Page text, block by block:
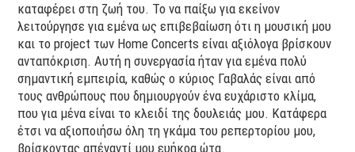
καταφέρει στη ζωή του. Το να παίξω για εκείνον
λειτούργησε για εμένα ως επιβεβαίωση ότι η μουσική μου
και το project των Home Concerts είναι αξιόλογα βρίσκουν
ανταπόκριση. Αυτή η συνεργασία ήταν για εμένα πολύ
σημαντική εμπειρία, καθώς ο κύριος Γαβαλάς είναι από
τους ανθρώπους που δημιουργούν ένα ευχάριστο κλίμα,
που για μένα είναι το κλειδί της δουλειάς μου. Κατάφερα
έτσι να αξιοποιήσω όλη τη γκάμα του ρεπερτορίου μου,
βρίσκοντας απέναντί μου ευήκοα ώτα.